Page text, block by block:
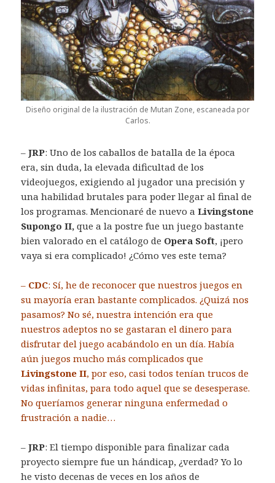
Diseño original de la ilustración de Mutan Zone, escaneada por
Carlos.
–JRP: Uno de los caballos de batalla de la época
era, sin duda, la elevada dificultad de los
videojuegos, exigiendo al jugador una precisión y
una habilidad brutales para poder llegar al final de
los programas. Mencionaré de nuevo aLivingstone
Supongo II,que a la postre fue un juego bastante
bien valorado en el catálogo de Opera Soft, ¡pero
vaya si era complicado! ¿Cómo ves este tema?
– CDC: Sí, he de reconocer que nuestros juegos en
su mayoría eran bastante complicados. ¿Quizá nos
pasamos? No sé, nuestra intención era que
nuestros adeptos no se gastaran el dinero para
disfrutar del juego acabándolo en un día. Había
aún juegos mucho más complicados que
Livingstone II, por eso, casi todos tenían trucos de
vidas infinitas, para todo aquel que se desesperase.
No queríamos generar ninguna enfermedad o
frustración a nadie…
–JRP: El tiempo disponible para finalizar cada
proyecto siempre fue un hándicap, ¿verdad? Yo lo
he visto decenas de veces en los años de